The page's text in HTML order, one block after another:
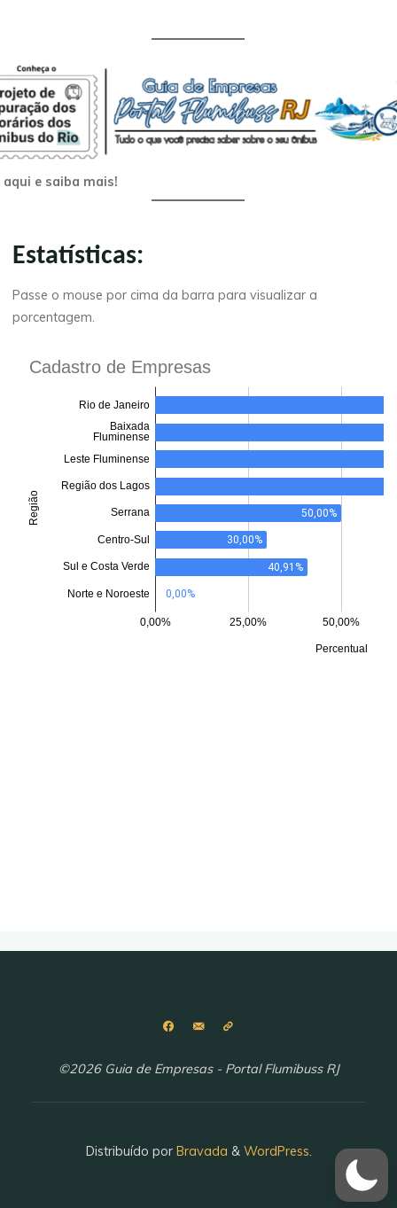
aqui e saiba mais!
Estatísticas:
Passe o mouse por cima da barra para visualizar a
porcentagem.
©2026 Guia de Empresas - Portal Flumibuss RJ
Distribuído porBravada & WordPress.